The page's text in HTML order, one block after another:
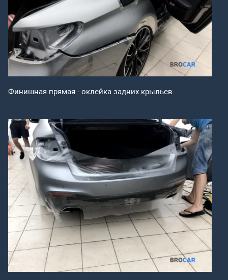
Финишная прямая - оклейка задних крыльев.